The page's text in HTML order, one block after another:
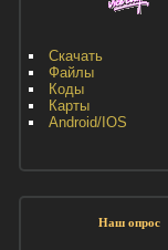
Скачать
Файлы
Коды
Карты
Android/IOS
Наш опрос